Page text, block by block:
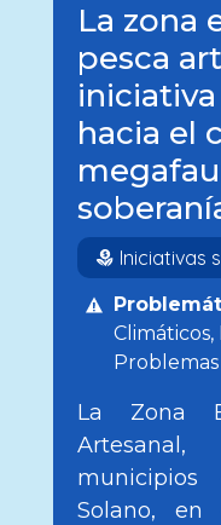
La zona
pesca
hacia el
Iniciativas
Climáticos
La Zona
Solano, en